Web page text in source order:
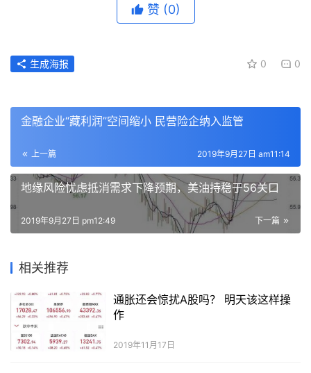
赞 (0)
0 0
生成海报
金融企业“藏利润”空间缩小 民营险企纳入监管
上一篇 2019年9月27日 am11:14
地缘风险忧虑抵消需求下降预期，美油持稳于56关口
下一篇
2019年9月27日 pm12:49
相关推荐
通胀还会惊扰A股吗？ 明天该这样操
作
2019年11月17日